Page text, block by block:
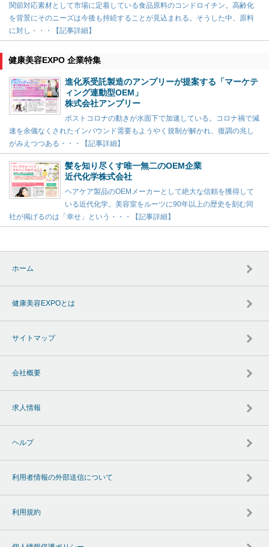
関節対応素材として市場に定着している食品原料のコンドロイチン。高齢化
を背景にそのニーズは今後も持続することが見込まれる。そうした中、原料
に対し・・・【記事詳細】
健康美容EXPO 企業特集
進化系受託製造のアンプリーが提案する「マーケテ
ィング連動型OEM」
株式会社アンプリー
ポストコロナの動きが水面下で加速している。コロナ禍で減
速を余儀なくされたインバウンド需要もようやく規制が解かれ、復調の兆し
がみえつつある・・・【記事詳細】
髪を知り尽くす唯一無二のOEM企業
近代化学株式会社
ヘアケア製品のOEMメーカーとして絶大な信頼を獲得して
いる近代化学。美容室をルーツに90年以上の歴史を刻む同
社が掲げるのは「幸せ」という・・・【記事詳細】
ホーム
健康美容EXPOとは
サイトマップ
会社概要
求人情報
ヘルプ
利用者情報の外部送信について
利用規約